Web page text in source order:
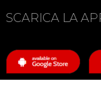
SCARICA LA